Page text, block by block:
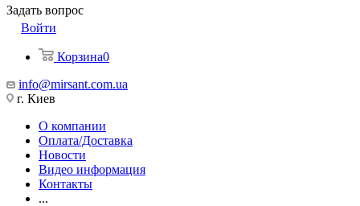
Задать вопрос
Войти
Корзина0
info@mirsant.com.ua
г. Киев
О компании
Оплата/Доставка
Новости
Видео информация
Контакты
...